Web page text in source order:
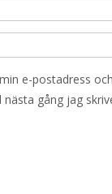
e-postadress
gång jag